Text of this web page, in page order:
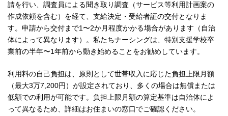
請を行い、調査員による聞き取り調査（サービス等利用計画案の
作成依頼を含む）を経て、支給決定・受給者証の交付となりま
す。申請から交付まで1〜2か月程度かかる場合があります（自治
体によって異なります）。私たちナーシングは、特別支援学校卒
業前の半年〜1年前から動き始めることをお勧めしています。
利用料の自己負担は、原則として世帯収入に応じた負担上限月額
（最大3万7,200円）が設定されており、多くの場合は無償または
低額での利用が可能です。負担上限月額の算定基準は自治体によ
って異なるため、詳細はお住まいの窓口でご確認ください。